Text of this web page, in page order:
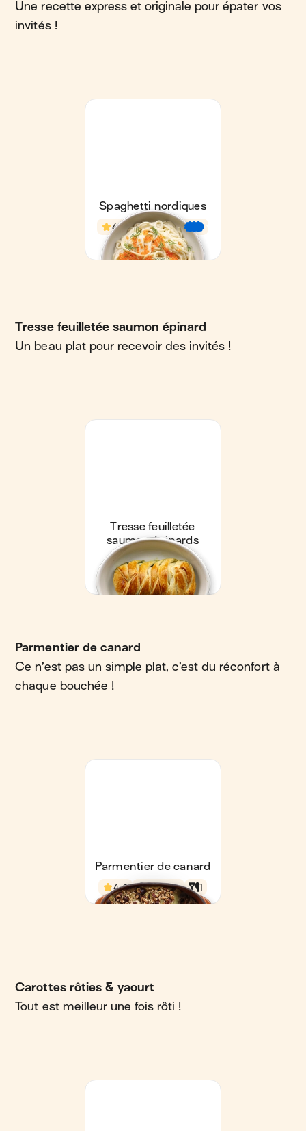
Une recette express et originale pour épater vos
invités !
Tresse feuilletée saumon épinard
Un beau plat pour recevoir des invités !
Parmentier de canard
Ce n’est pas un simple plat, c’est du réconfort à
chaque bouchée !
Carottes rôties & yaourt
Tout est meilleur une fois rôti !